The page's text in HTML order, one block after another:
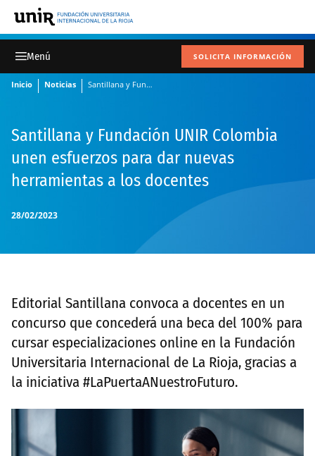
SOLICITA INFORMACIÓN
Inicio Noticias Santillana y Fundación UNIR Colombia unen esfuerzos para dar nuevas herramientas a los docentes
28/02/2023
Santillana y Fundación UNIR Colombia
unen esfuerzos para dar nuevas
herramientas a los docentes
Editorial Santillana convoca a docentes en un
concurso que concederá una beca del 100% para
cursar especializaciones online en la Fundación
Universitaria Internacional de La Rioja, gracias a
la iniciativa #LaPuertaANuestroFuturo.